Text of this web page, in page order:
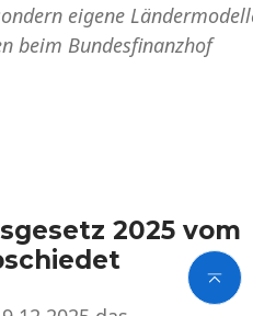
eigene
beim Bundesfinanzhof
2025 vom